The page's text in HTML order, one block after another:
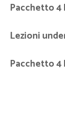
Pacchetto 4
Lezioni
Pacchetto 4